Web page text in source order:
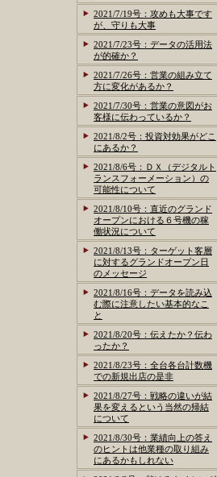
2021/7/19号：攻めも大事です
が、守りも大事
2021/7/23号：データの活用法
が的確か？
2021/7/26号：営業の組み立て
方に変化があるか？
2021/7/30号：営業の意図がお
客様に伝わっているか？
2021/8/2号：投資対効果がどこ
にあるか？
2021/8/6号：ＤＸ（デジタルト
ランスフォーメーション）の
可能性について
2021/8/10号：直近のグランド
オープンにおける６号機の稼
働状況について
2021/8/13号：ターゲット客層
に対するグランドオープン日
のメッセージ
2021/8/16号：データを読み込
む際に注意したい基本的なこ
と
2021/8/20号：伝えたか？伝わ
ったか？
2021/8/23号：全台各台計数機
での新規出店の是非
2021/8/27号：戦略の違いが結
果を変えるという当然の帰結
について
2021/8/30号：業績向上の答え
のヒントは他業種の取り組み
にあるかもしれない